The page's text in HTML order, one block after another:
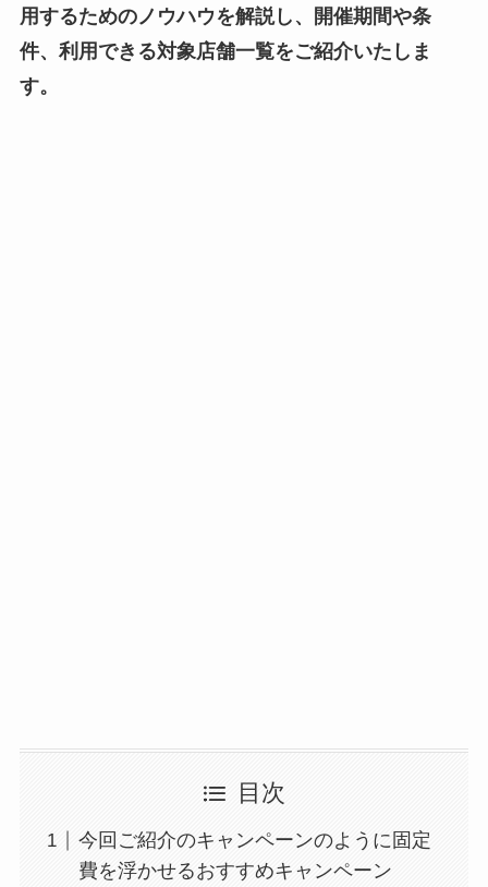
用するためのノウハウを解説し、開催期間や条
件、利用できる対象店舗一覧をご紹介いたしま
す。
目次
今回ご紹介のキャンペーンのように固定
費を浮かせるおすすめキャンペーン